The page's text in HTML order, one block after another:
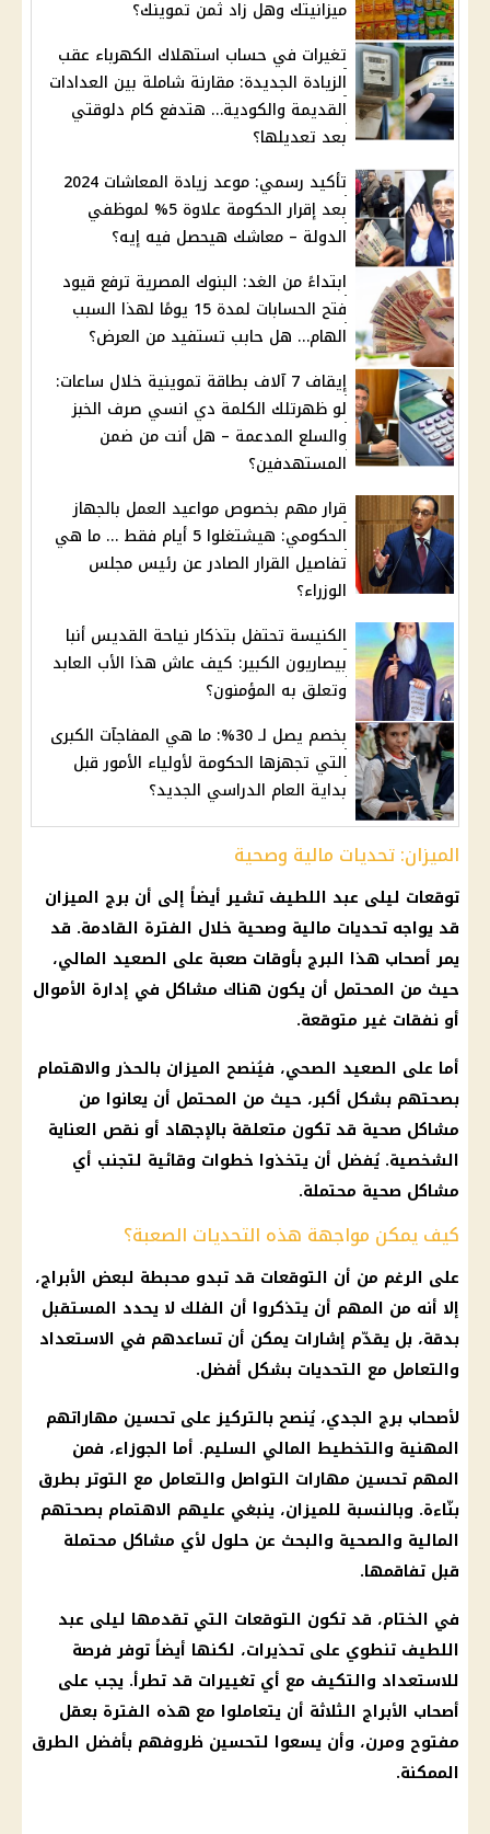
ميزانيتك وهل زاد ثمن تموينك؟
تغيرات في حساب استهلاك الكهرباء عقب
الزيادة الجديدة: مقارنة شاملة بين العدادات
القديمة والكودية… هتدفع كام دلوقتي
بعد تعديلها؟
تأكيد رسمي: موعد زيادة المعاشات 2024
بعد إقرار الحكومة علاوة 5% لموظفي
الدولة – معاشك هيحصل فيه إيه؟
ابتداءً من الغد: البنوك المصرية ترفع قيود
فتح الحسابات لمدة 15 يومًا لهذا السبب
الهام… هل حابب تستفيد من العرض؟
إيقاف 7 آلاف بطاقة تموينية خلال ساعات:
لو ظهرتلك الكلمة دي انسي صرف الخبز
والسلع المدعمة – هل أنت من ضمن
المستهدفين؟
قرار مهم بخصوص مواعيد العمل بالجهاز
الحكومي: هيشتغلوا 5 أيام فقط … ما هي
تفاصيل القرار الصادر عن رئيس مجلس
الوزراء؟
الكنيسة تحتفل بتذكار نياحة القديس أنبا
بيصاريون الكبير: كيف عاش هذا الأب العابد
وتعلق به المؤمنون؟
بخصم يصل لـ 30%: ما هي المفاجآت الكبرى
التي تجهزها الحكومة لأولياء الأمور قبل
بداية العام الدراسي الجديد؟
الميزان: تحديات مالية وصحية
توقعات ليلى عبد اللطيف تشير أيضاً إلى أن برج الميزان
قد يواجه تحديات مالية وصحية خلال الفترة القادمة. قد
يمر أصحاب هذا البرج بأوقات صعبة على الصعيد المالي،
حيث من المحتمل أن يكون هناك مشاكل في إدارة الأموال
أو نفقات غير متوقعة.
أما على الصعيد الصحي، فيُنصح الميزان بالحذر والاهتمام
بصحتهم بشكل أكبر، حيث من المحتمل أن يعانوا من
مشاكل صحية قد تكون متعلقة بالإجهاد أو نقص العناية
الشخصية. يُفضل أن يتخذوا خطوات وقائية لتجنب أي
مشاكل صحية محتملة.
كيف يمكن مواجهة هذه التحديات الصعبة؟
على الرغم من أن التوقعات قد تبدو محبطة لبعض الأبراج،
إلا أنه من المهم أن يتذكروا أن الفلك لا يحدد المستقبل
بدقة، بل يقدّم إشارات يمكن أن تساعدهم في الاستعداد
والتعامل مع التحديات بشكل أفضل.
لأصحاب برج الجدي، يُنصح بالتركيز على تحسين مهاراتهم
المهنية والتخطيط المالي السليم. أما الجوزاء، فمن
المهم تحسين مهارات التواصل والتعامل مع التوتر بطرق
بنّاءة. وبالنسبة للميزان، ينبغي عليهم الاهتمام بصحتهم
المالية والصحية والبحث عن حلول لأي مشاكل محتملة
قبل تفاقمها.
في الختام، قد تكون التوقعات التي تقدمها ليلى عبد
اللطيف تنطوي على تحذيرات، لكنها أيضاً توفر فرصة
للاستعداد والتكيف مع أي تغييرات قد تطرأ. يجب على
أصحاب الأبراج الثلاثة أن يتعاملوا مع هذه الفترة بعقل
مفتوح ومرن، وأن يسعوا لتحسين ظروفهم بأفضل الطرق
الممكنة.